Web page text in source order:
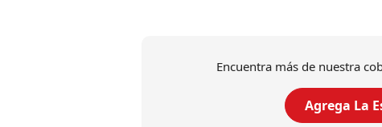
Encuentra más de nuestra
Agrega La